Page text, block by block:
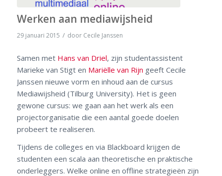
Werken aan mediawijsheid
29 januari 2015 / door Cecile Janssen
Samen met Hans van Driel, zijn studentassistent
Marieke van Stigt en Mariëlle van Rijn geeft Cecile
Janssen nieuwe vorm en inhoud aan de cursus
Mediawijsheid (Tilburg University). Het is geen
gewone cursus: we gaan aan het werk als een
projectorganisatie die een aantal goede doelen
probeert te realiseren.
Tijdens de colleges en via Blackboard krijgen de
studenten een scala aan theoretische en praktische
onderleggers. Welke online en offline strategieën zijn